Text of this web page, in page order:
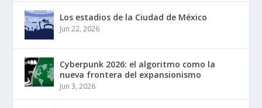
Los estadios de la Ciudad de México
Jun 22, 2026
Cyberpunk 2026: el algoritmo como la
nueva frontera del expansionismo
Jun 3, 2026